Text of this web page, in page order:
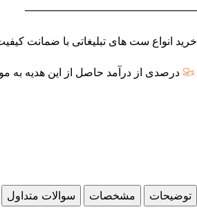
———————————————–
خرید انواع ست های تبلیغاتی با ضمانت کیفیت و
درصدی از درآمد حاصل از این هدیه به
توضیحات مشخصات سوالات متداول